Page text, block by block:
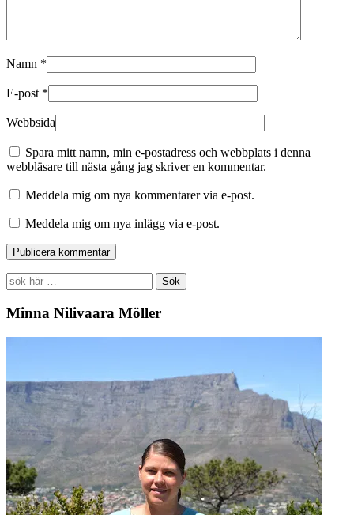
Namn *
E-post *
Webbsida
Spara mitt namn, min e-postadress och webbplats i denna
webbläsare till nästa gång jag skriver en kommentar.
Meddela mig om nya kommentarer via e-post.
Meddela mig om nya inlägg via e-post.
Search
for:
Minna Nilivaara Möller